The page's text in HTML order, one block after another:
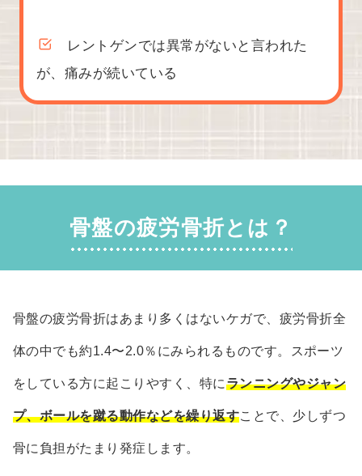
レントゲンでは異常がないと言われた
が、痛みが続いている
骨盤の疲労骨折とは？
骨盤の疲労骨折はあまり多くはないケガで、疲労骨折全
体の中でも約1.4〜2.0％にみられるものです。スポーツ
をしている方に起こりやすく、特にランニングやジャン
プ、ボールを蹴る動作などを繰り返すことで、少しずつ
骨に負担がたまり発症します。